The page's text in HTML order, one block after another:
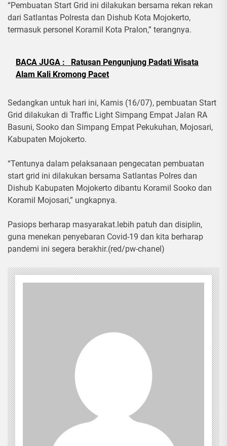
“Pembuatan Start Grid ini dilakukan bersama rekan rekan
dari Satlantas Polresta dan Dishub Kota Mojokerto,
termasuk personel Koramil Kota Pralon,” terangnya.
BACA JUGA :
Ratusan Pengunjung Padati Wisata
Alam Kali Kromong Pacet
Sedangkan untuk hari ini, Kamis (16/07), pembuatan Start
Grid dilakukan di Traffic Light Simpang Empat Jalan RA
Basuni, Sooko dan Simpang Empat Pekukuhan, Mojosari,
Kabupaten Mojokerto.
“Tentunya dalam pelaksanaan pengecatan pembuatan
start grid ini dilakukan bersama Satlantas Polres dan
Dishub Kabupaten Mojokerto dibantu Koramil Sooko dan
Koramil Mojosari,” ungkapnya.
Pasiops berharap masyarakat.lebih patuh dan disiplin,
guna menekan penyebaran Covid-19 dan kita berharap
pandemi ini segera berakhir.(red/pw-chanel)